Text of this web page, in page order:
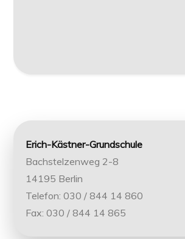
Erich-Kästner-Grundschule
Bachstelzenweg 2-8
14195 Berlin
Telefon: 030 / 844 14 860
Fax: 030 / 844 14 865